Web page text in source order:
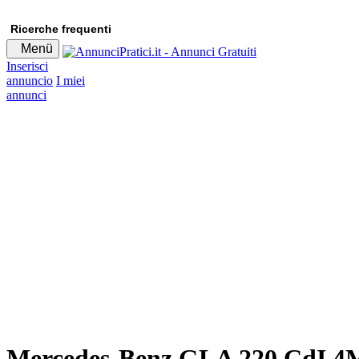
Ricerche frequenti
Menü
Inserisci
annuncio I miei
annunci